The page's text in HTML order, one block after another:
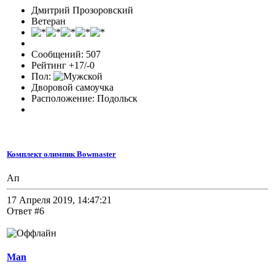
Дмитрий Прозоровский
Ветеран
Сообщений: 507
Рейтинг +17/-0
Пол:
Дворовой самоучка
Расположение: Подольск
Комплект олимпик Bowmaster
Ап
17 Апреля 2019, 14:47:21
Ответ #6
Man